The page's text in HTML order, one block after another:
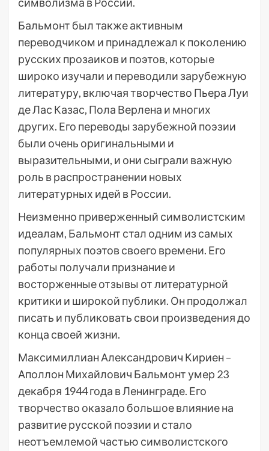
Бальмонт был также активным
переводчиком и принадлежал к поколению
русских прозаиков и поэтов, которые
широко изучали и переводили зарубежную
литературу, включая творчество Пьера Луи
де Лас Казас, Пола Верлена и многих
других. Его переводы зарубежной поэзии
были очень оригинальными и
выразительными, и они сыграли важную
роль в распространении новых
литературных идей в России.
Неизменно приверженный символистским
идеалам, Бальмонт стал одним из самых
популярных поэтов своего времени. Его
работы получали признание и
восторженные отзывы от литературной
критики и широкой публики. Он продолжал
писать и публиковать свои произведения до
конца своей жизни.
Максимиллиан Александрович Кириен –
Аполлон Михайлович Бальмонт умер 23
декабря 1944 года в Ленинграде. Его
творчество оказало большое влияние на
развитие русской поэзии и стало
неотъемлемой частью символистского